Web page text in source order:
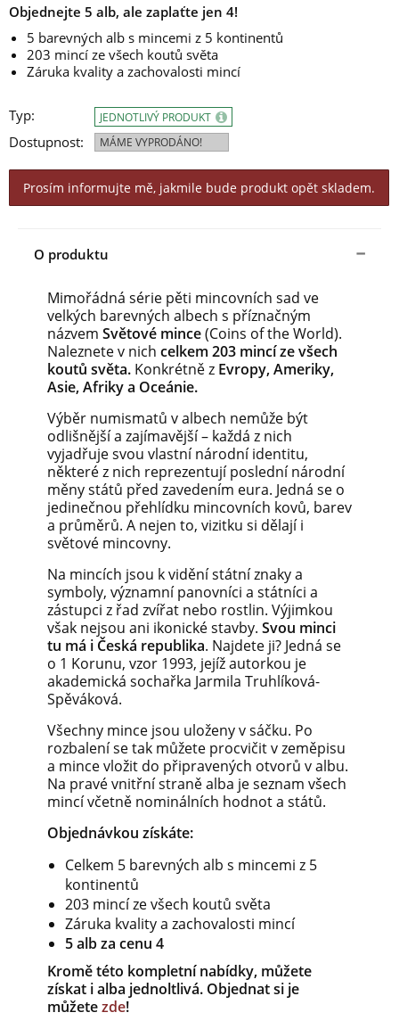
Objednejte 5 alb, ale zaplaťte jen 4!
5 barevných alb s mincemi z 5 kontinentů
203 mincí ze všech koutů světa
Záruka kvality a zachovalosti mincí
Typ:
Dostupnost:
JEDNOTLIVÝ PRODUKT
MÁME VYPRODÁNO!
Prosím informujte mě, jakmile bude produkt opět skladem.
O produktu
Mimořádná série pěti mincovních sad ve
velkých barevných albech s příznačným
názvem Světové mince(Coins of the World).
Naleznete v nich celkem 203 mincí ze všech
koutů světa. Konkrétně z Evropy, Ameriky,
Asie, Afriky a Oceánie.
Výběr numismatů v albech nemůže být
odlišnější a zajímavější – každá z nich
vyjadřuje svou vlastní národní identitu,
některé z nich reprezentují poslední národní
měny států před zavedením eura. Jedná se o
jedinečnou přehlídku mincovních kovů, barev
a průměrů. A nejen to, vizitku si dělají i
světové mincovny.
Na mincích jsou k vidění státní znaky a
symboly, významní panovníci a státníci a
zástupci z řad zvířat nebo rostlin. Výjimkou
však nejsou ani ikonické stavby. Svou minci
tu má i Česká republika. Najdete ji? Jedná se
o 1 Korunu, vzor 1993, jejíž autorkou je
akademická sochařka Jarmila Truhlíková-
Spěváková.
Všechny mince jsou uloženy v sáčku. Po
rozbalení se tak můžete procvičit v zeměpisu
a mince vložit do připravených otvorů v albu.
Na pravé vnitřní straně alba je seznam všech
mincí včetně nominálních hodnot a států.
Objednávkou získáte:
Celkem 5 barevných alb s mincemi z 5
kontinentů
203 mincí ze všech koutů světa
Záruka kvality a zachovalosti mincí
5 alb za cenu 4
Kromě této kompletní nabídky, můžete
získat i alba jednoltlivá. Objednat si je
můžetezde!